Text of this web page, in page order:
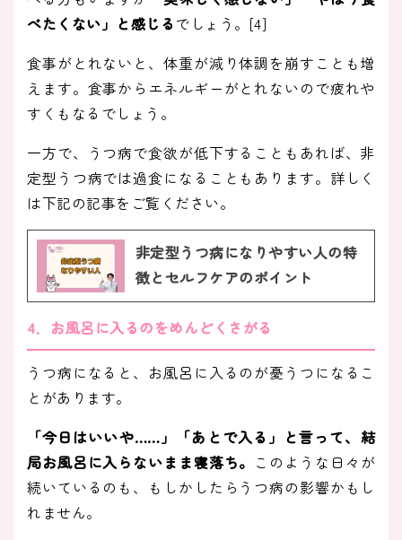
べたくない」と感じる でしょう。[4]
食事がとれないと、体重が減り体調を崩すことも増
えます。食事からエネルギーがとれないので疲れや
すくもなるでしょう。
一方で、うつ病で食欲が低下することもあれば、非
定型うつ病では過食になることもあります。詳しく
は下記の記事をご覧ください。
非定型うつ病になりやすい人の特
徴とセルフケアのポイント
4．お風呂に入るのをめんどくさがる
うつ病になると、お風呂に入るのが憂うつになるこ
とがあります。
「今日はいいや……」「あとで入る」と言って、結
局お風呂に入らないまま寝落ち。 このような日々が
続いているのも、もしかしたらうつ病の影響かもし
れません。